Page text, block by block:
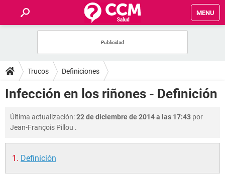
MENU
FOROS
SALUD
FAMILIA
NUTRICIÓN
Trucos Definiciones
Infección en los riñones - Definición
Última actualización:22 de diciembre de 2014 a las 17:43 por
Jean-François Pillou .
Definición